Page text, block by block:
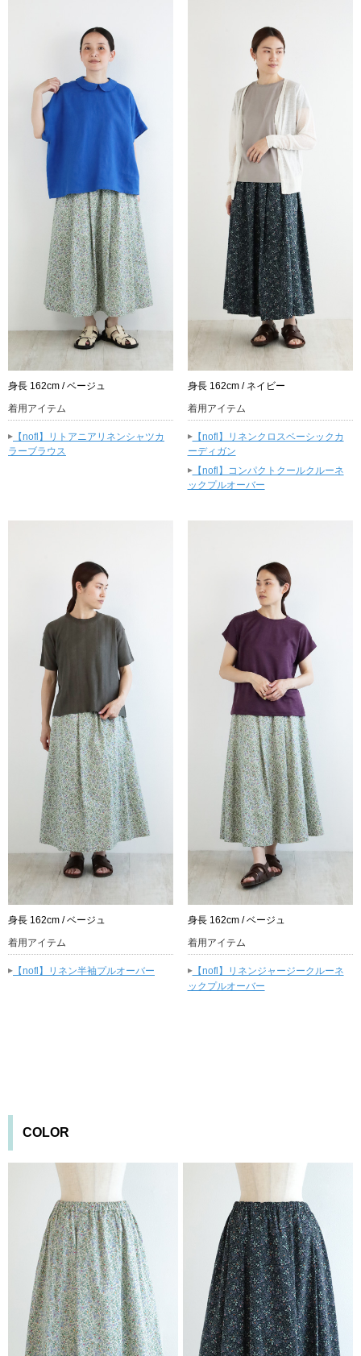
身長 162cm / ベージュ
着用アイテム
▸ 【nofl】リトアニアリネンシャツカ
ラーブラウス
身長 162cm / ネイビー
着用アイテム
▸【nofl】リネンクロスベーシックカ
ーディガン
▸【nofl】コンパクトクールクルーネ
ックプルオーバー
身長 162cm / ベージュ
着用アイテム
▸ 【nofl】リネン半袖プルオーバー
身長 162cm / ベージュ
着用アイテム
▸【nofl】リネンジャージークルーネ
ックプルオーバー
COLOR